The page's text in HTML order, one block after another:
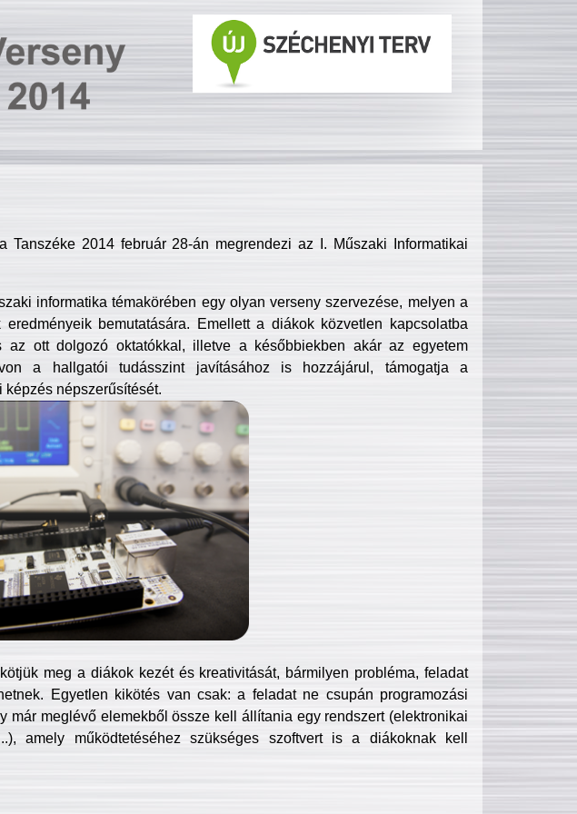
Tanszéke 2014 február 28-án megrendezi az I. Műszaki Informatikai
informatika témakörében egy olyan verseny szervezése, melyen a
bemutatására. Emellett a diákok közvetlen kapcsolatba
az ott dolgozó oktatókkal, illetve a későbbiekben akár az egyetem
a hallgatói tudásszint javításához is hozzájárul, támogatja a
népszerűsítését.
meg a diákok kezét és kreativitását, bármilyen probléma, feladat
Egyetlen kikötés van csak: a feladat ne csupán programozási
már meglévő elemekből össze kell állítania egy rendszert (elektronikai
amely működtetéséhez szükséges szoftvert is a diákoknak kell